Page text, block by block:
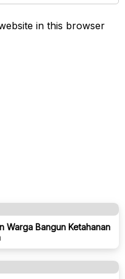
in this browser
Warga Bangun Ketahanan